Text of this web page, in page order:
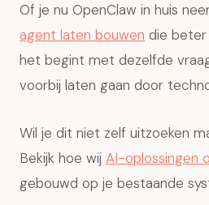
Of je nu OpenClaw in huis
agent laten bouwen die
het begint met dezelfde
voorbij laten gaan door
Wil je dit niet zelf uitzoeken
Bekijk hoe wij AI-oplossingen
gebouwd op je bestaande